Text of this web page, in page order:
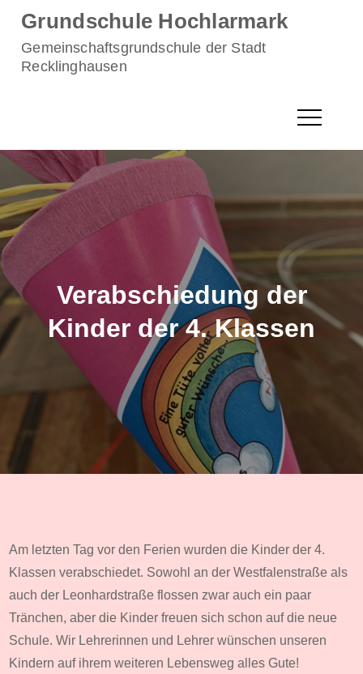
content
Grundschule Hochlarmark
Gemeinschaftsgrundschule der Stadt
Recklinghausen
Verabschiedung der
Kinder der 4. Klassen
Am letzten Tag vor den Ferien wurden die Kinder der 4.
Klassen verabschiedet. Sowohl an der Westfalenstraße als
auch der Leonhardstraße flossen zwar auch ein paar
Tränchen, aber die Kinder freuen sich schon auf die neue
Schule. Wir Lehrerinnen und Lehrer wünschen unseren
Kindern auf ihrem weiteren Lebensweg alles Gute!